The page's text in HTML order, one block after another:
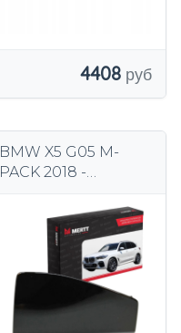
4408
BMW X5 G05 M-
PACK 2018 -
ЛЕВАЯ,
БУКСИРОВОЧНЫЙ